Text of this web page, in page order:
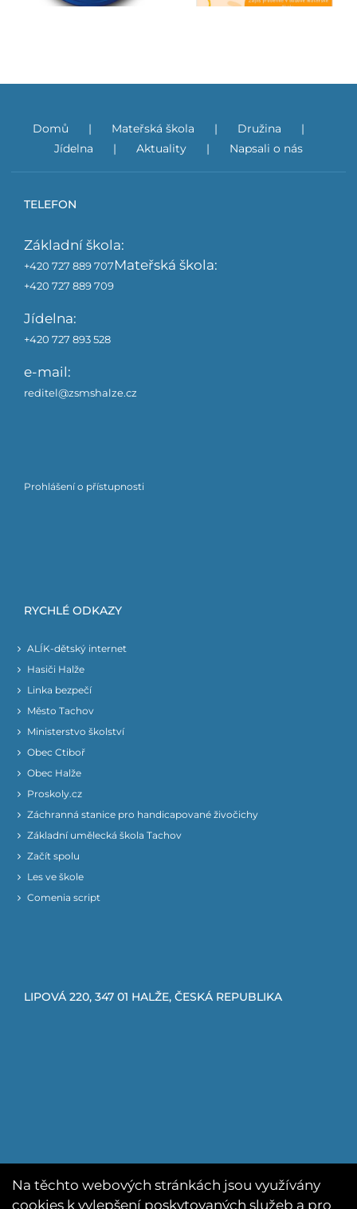
Domů Mateřská škola
Družina
Jídelna
Aktuality Napsali o nás
TELEFON
Základní škola:
+420 727 889 707Mateřská škola:
+420 727 889 709
Jídelna:
+420 727 893 528
e-mail:
reditel@zsmshalze.cz
Prohlášení o přístupnosti
RYCHLÉ ODKAZY
ALÍK-dětský internet
Hasiči Halže
Linka bezpečí
Město Tachov
Ministerstvo školství
Obec Ctiboř
Obec Halže
Proskoly.cz
Záchranná stanice pro handicapované živočichy
Základní umělecká škola Tachov
Začít spolu
Les ve škole
Comenia script
LIPOVÁ 220, 347 01 HALŽE, ČESKÁ REPUBLIKA
Na těchto webových stránkách jsou využívány
cookies k vylepšení poskytovaných služeb a pro